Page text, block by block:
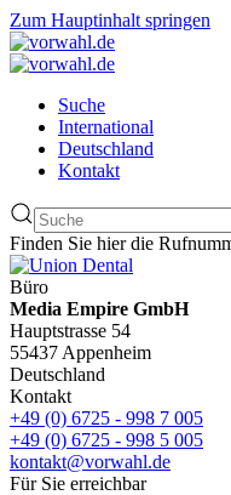
Zum Hauptinhalt springen
Suche
International
Deutschland
Kontakt
Finden Sie hier die
Büro
Media Empire GmbH
Hauptstrasse 54
55437 Appenheim
Deutschland
Kontakt
+49 (0) 6725 - 998 7 005
+49 (0) 6725 - 998 5 005
kontakt@vorwahl.de
Für Sie erreichbar